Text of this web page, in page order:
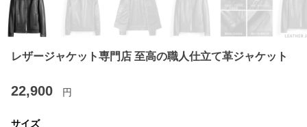
レザージャケット専門店 至高の職人仕立て革ジャケット
22,900 円
サイズ